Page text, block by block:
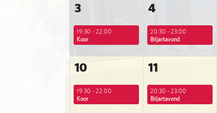
3 4
19:30 - 22:00
Koor
20:30 - 23:00
Biljartavond
10 11
19:30 - 22:00
Koor
20:30 - 23:00
Biljartavond